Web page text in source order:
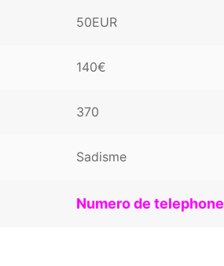
50EUR
140€
370
Sadisme
Numero de telephone